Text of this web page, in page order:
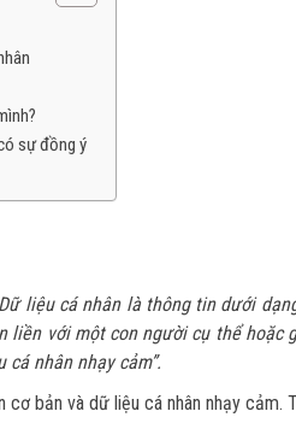
sự đồng ý
liệu cá nhân là thông tin dưới
với một con người cụ thể hoặc
nhân nhạy cảm”.
bản và dữ liệu cá nhân nhạy cảm.